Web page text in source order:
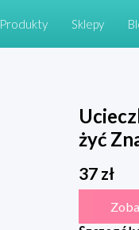
Produkty Sklepy
żyć
37zł